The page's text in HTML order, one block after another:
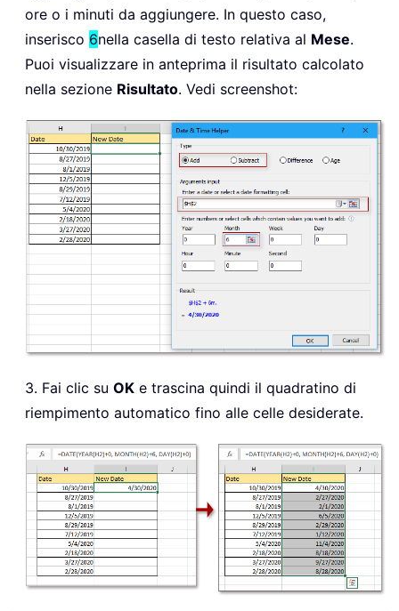
ore o i minuti da aggiungere. In questo caso,
inserisco 6nella casella di testo relativa al Mese.
Puoi visualizzare in anteprima il risultato calcolato
nella sezione Risultato. Vedi screenshot:
3. Fai clic su OK e trascina quindi il quadratino di
riempimento automatico fino alle celle desiderate.